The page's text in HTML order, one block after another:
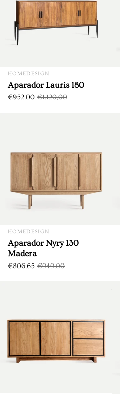
HOMEDESIGN
Aparador Lauris 180
€952,00 €1.120,00
HOMEDESIGN
Aparador Nyry 130
Madera
€806,65 €949,00